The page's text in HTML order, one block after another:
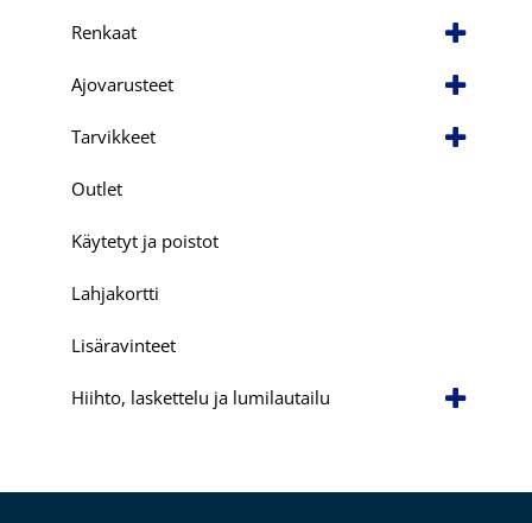
Renkaat
Ajovarusteet
Tarvikkeet
Outlet
Käytetyt ja poistot
Lahjakortti
Lisäravinteet
Hiihto, laskettelu ja lumilautailu